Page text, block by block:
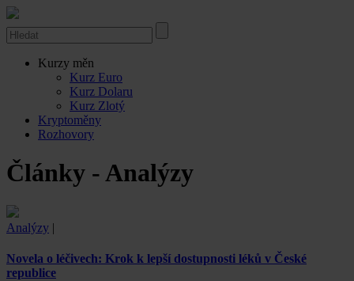
Kurzy měn
Kurz Euro
Kurz Dolaru
Kurz Zlotý
Kryptoměny
Rozhovory
Články - Analýzy
Analýzy |
Novela o léčivech: Krok k lepší dostupnosti léků v České
republice